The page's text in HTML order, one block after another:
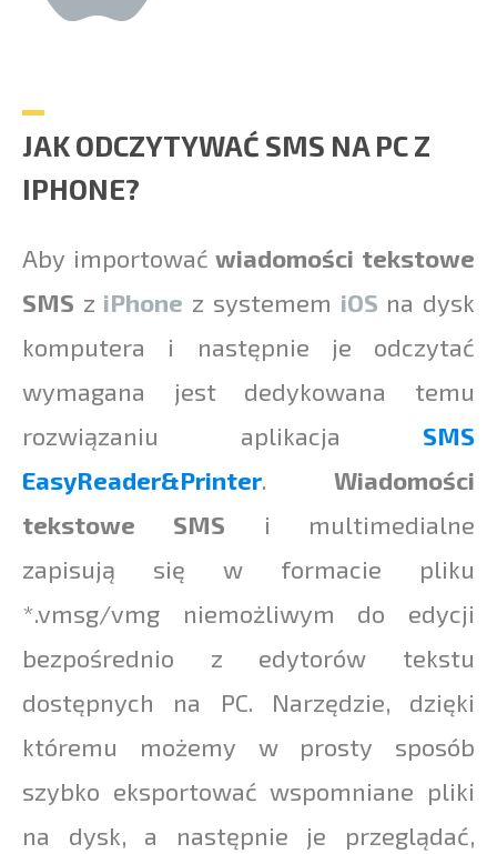
JAK ODCZYTYWAĆ SMS NA PC Z
IPHONE?
Aby importowaćwiadomości tekstowe
SMS z iPhone z systemem iOS na dysk
komputera i następnie je odczytać
wymagana jest dedykowana temu
rozwiązaniu aplikacja SMS
EasyReader&Printer. Wiadomości
tekstowe SMS i multimedialne
zapisują się w formacie pliku
*.vmsg/vmg niemożliwym do edycji
bezpośrednio z edytorów tekstu
dostępnych na PC. Narzędzie, dzięki
któremu możemy w prosty sposób
szybko eksportować wspomniane pliki
na dysk, a następnie je przeglądać,